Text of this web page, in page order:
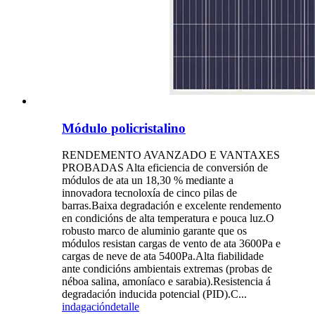
Módulo policristalino
RENDEMENTO AVANZADO E VANTAXES
PROBADAS Alta eficiencia de conversión de
módulos de ata un 18,30 % mediante a
innovadora tecnoloxía de cinco pilas de
barras.Baixa degradación e excelente rendemento
en condicións de alta temperatura e pouca luz.O
robusto marco de aluminio garante que os
módulos resistan cargas de vento de ata 3600Pa e
cargas de neve de ata 5400Pa.Alta fiabilidade
ante condicións ambientais extremas (probas de
néboa salina, amoníaco e sarabia).Resistencia á
degradación inducida potencial (PID).C...
indagacióndetalle